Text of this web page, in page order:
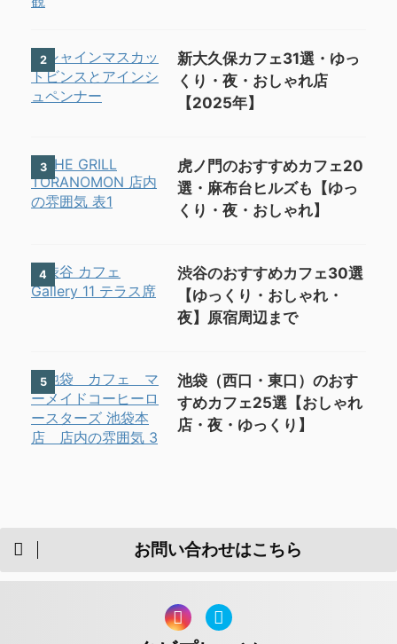
2
新大久保カフェ31選・ゆっ
くり・夜・おしゃれ店
【2025年】
3
虎ノ門のおすすめカフェ20
選・麻布台ヒルズも【ゆっ
くり・夜・おしゃれ】
4
渋谷のおすすめカフェ30選
【ゆっくり・おしゃれ・
夜】原宿周辺まで
5
池袋（西口・東口）のおす
すめカフェ25選【おしゃれ
店・夜・ゆっくり】
お問い合わせはこちら